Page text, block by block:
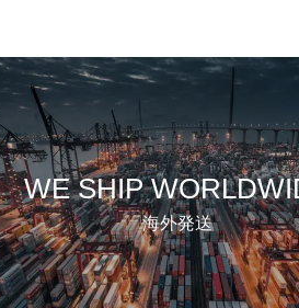
WE SHIP
海外発送